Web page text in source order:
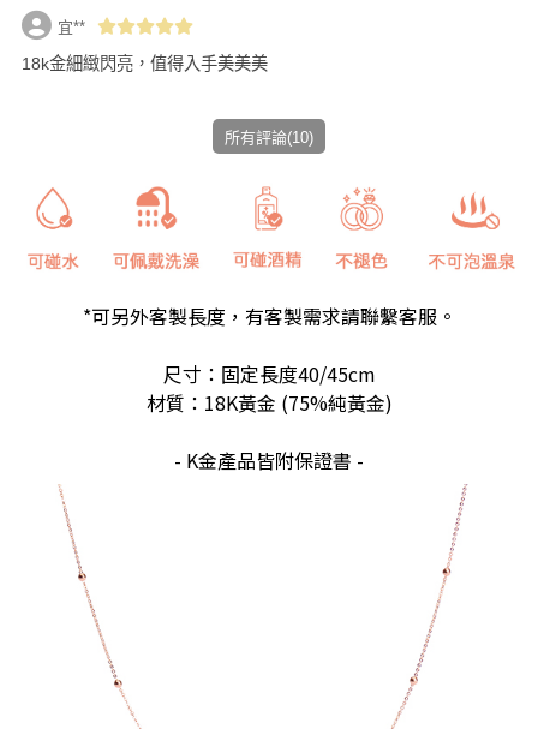
宜**
18k金細緻閃亮，值得入手美美美
所有評論(10)
*可另外客製長度，有客製需求請聯繫客服。
尺寸：固定長度40/45cm
材質：18K黃金 (75%純黃金)
- K金產品皆附保證書 -